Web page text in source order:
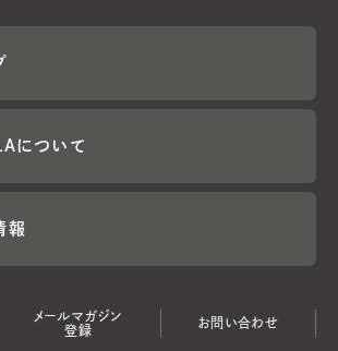
について
報
メールマガジン
登録
お問い合わせ